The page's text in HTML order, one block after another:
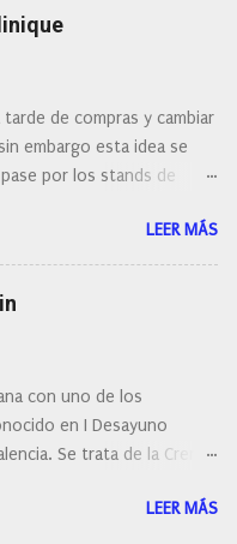
los precios. Existe en la
que antes de hacer la
unas preguntas:
de porque elegí mi
tarde de compras y cambiar
embargo esta idea se
por los stands de
de colores de Clinique.
LEER MÁS
con uno de los
en I Desayuno
Se trata de la Crema
en verano como en
LEER MÁS